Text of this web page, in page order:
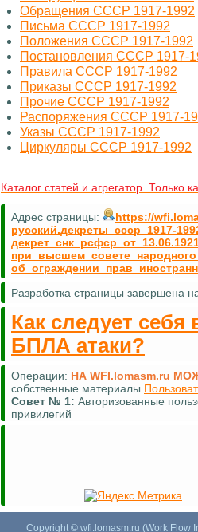
Обращения СССР 1917-1992
Письма СССР 1917-1992
Положения СССР 1917-1992
Постановления СССР 1917-
Правила СССР 1917-1992
Приказы СССР 1917-1992
Прочие СССР 1917-1992
Распоряжения СССР 1917-
Указы СССР 1917-1992
Циркуляры СССР 1917-1992
Каталог статей и агрегатор. Только
Адрес страницы:
https://
русский.декреты_ссср_1917-
Разработка страницы завершена
Как следует себя
БПЛА атаки?
Операции: НА WFI.lomasm.ru
собственные материалы
Совет № 1: Авторизованные
привилегий
Copyright © wfi.lomasm.ru (Work Flow